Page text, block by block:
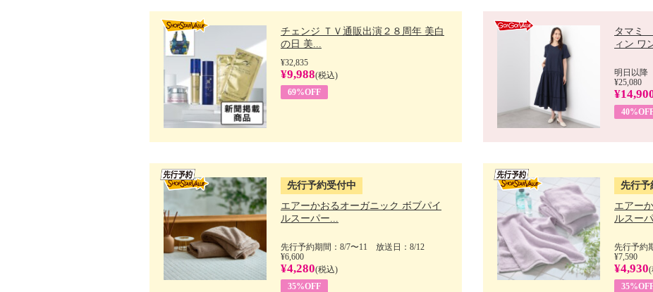
チェンジ ＴＶ通販出演２８周年 美白
の日 美...
¥32,835
¥9,988(税込)
69%OFF
タマミ
ィン ワ
明日以降
¥25,080
先行予約受付中
エアーかおるオーガニック ボブパイ
ルスーパー...
先行予約期間：8/7〜11 放送日：8/12
¥6,600
¥4,280(税込)
35%OFF
先行予
エアー
ルスー
先行予約
¥7,590
¥4,930(